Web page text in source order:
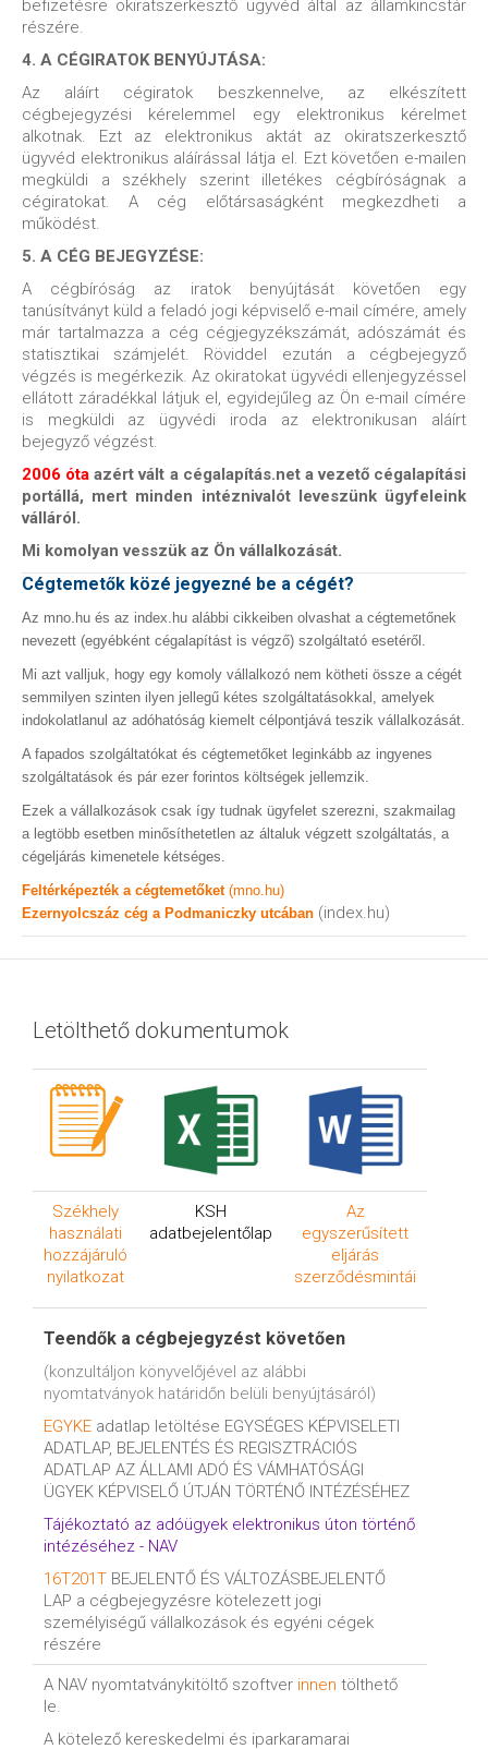
befizetésre okiratszerkesztő ügyvéd által az államkincstár
részére.
4. A CÉGIRATOK BENYÚJTÁSA:
Az aláírt cégiratok beszkennelve, az elkészített
cégbejegyzési kérelemmel egy elektronikus kérelmet
alkotnak. Ezt az elektronikus aktát az okiratszerkesztő
ügyvéd elektronikus aláírással látja el. Ezt követően e-mailen
megküldi a székhely szerint illetékes cégbíróságnak a
cégiratokat. A cég előtársaságként megkezdheti a
működést.
5. A CÉG BEJEGYZÉSE:
A cégbíróság az iratok benyújtását követően egy
tanúsítványt küld a feladó jogi képviselő e-mail címére, amely
már tartalmazza a cég cégjegyzékszámát, adószámát és
statisztikai számjelét. Röviddel ezután a cégbejegyző
végzés is megérkezik. Az okiratokat ügyvédi ellenjegyzéssel
ellátott záradékkal látjuk el, egyidejűleg az Ön e-mail címére
is megküldi az ügyvédi iroda az elektronikusan aláírt
bejegyző végzést.
2006 óta azért vált a cégalapítás.net a vezető cégalapítási
portállá, mert minden intéznivalót leveszünk ügyfeleink
válláról.
Mi komolyan vesszük az Ön vállalkozását.
Cégtemetők közé jegyezné be a cégét?
Az mno.hu és az index.hu alábbi cikkeiben olvashat a cégtemetőnek
nevezett (egyébként cégalapítást is végző) szolgáltató esetéről.
Mi azt valljuk, hogy egy komoly vállalkozó nem kötheti össze a cégét
semmilyen szinten ilyen jellegű kétes szolgáltatásokkal, amelyek
indokolatlanul az adóhatóság kiemelt célpontjává teszik vállalkozását.
A fapados szolgáltatókat és cégtemetőket leginkább az ingyenes
szolgáltatások és pár ezer forintos költségek jellemzik.
Ezek a vállalkozások csak így tudnak ügyfelet szerezni, szakmailag
a legtöbb esetben minősíthetetlen az általuk végzett szolgáltatás, a
cégeljárás kimenetele kétséges.
Feltérképezték a cégtemetőket (mno.hu)
Ezernyolcszáz cég a Podmaniczky utcában (index.hu)
Letölthető dokumentumok
Székhely
használati
hozzájáruló
nyilatkozat
KSH
adatbejelentőlap
Az
egyszerűsített
eljárás
szerződésmintái
Teendők a cégbejegyzést követően
(konzultáljon könyvelőjével az alábbi
nyomtatványok határidőn belüli benyújtásáról)
EGYKE adatlap letöltése EGYSÉGES KÉPVISELETI
ADATLAP, BEJELENTÉS ÉS REGISZTRÁCIÓS
ADATLAP AZ ÁLLAMI ADÓ ÉS VÁMHATÓSÁGI
ÜGYEK KÉPVISELŐ ÚTJÁN TÖRTÉNŐ INTÉZÉSÉHEZ
Tájékoztató az adóügyek elektronikus úton történő
intézéséhez - NAV
16T201T BEJELENTŐ ÉS VÁLTOZÁSBEJELENTŐ
LAP a cégbejegyzésre kötelezett jogi
személyiségű vállalkozások és egyéni cégek
részére
A NAV nyomtatványkitöltő szoftver innen tölthető
le.
A kötelező kereskedelmi és iparkaramarai